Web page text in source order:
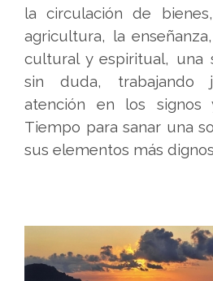
la circulación de
agricultura, la
cultural y espiritual, una
sin duda, trabajando
atención en los
Tiempo para sanar una
sus elementos más